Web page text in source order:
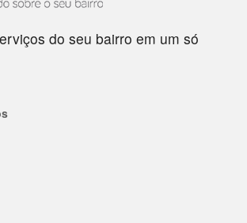
do seu bairro em um só